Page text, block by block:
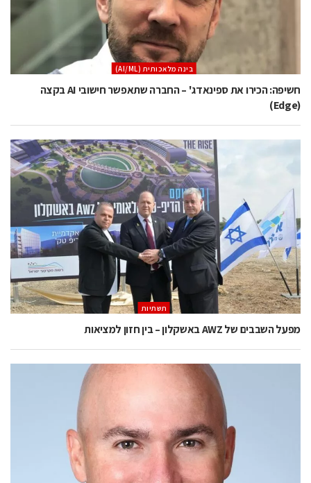
בינה מלאכותית (AI/ML)
חשיפה: הכירו את ספינאדג' – החברה שתאפשר חישובי AI בקצה
(Edge)
תשתיות
מפעל השבבים של AWZ באשקלון – בין חזון למציאות